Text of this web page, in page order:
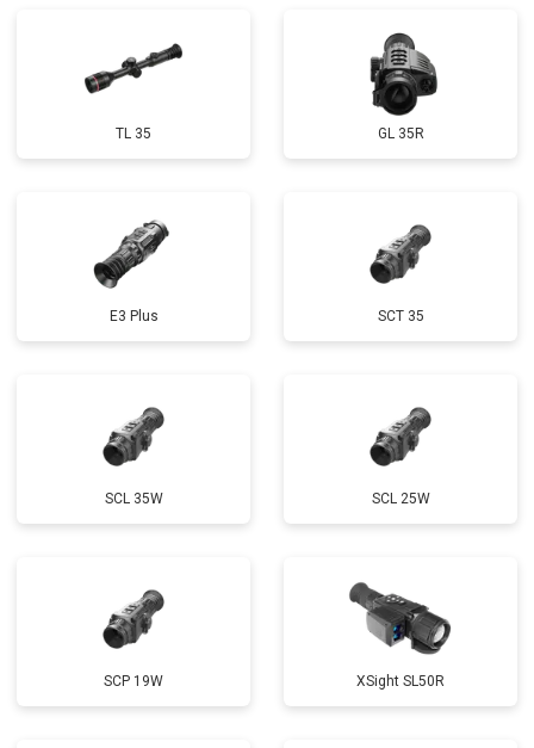
TL 35 GL 35R
E3 Plus SCT 35
SCL 35W SCL 25W
SCP 19W ХSight SL50R